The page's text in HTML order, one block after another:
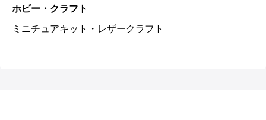
ホビー・クラフト
ミニチュアキット・レザークラフト